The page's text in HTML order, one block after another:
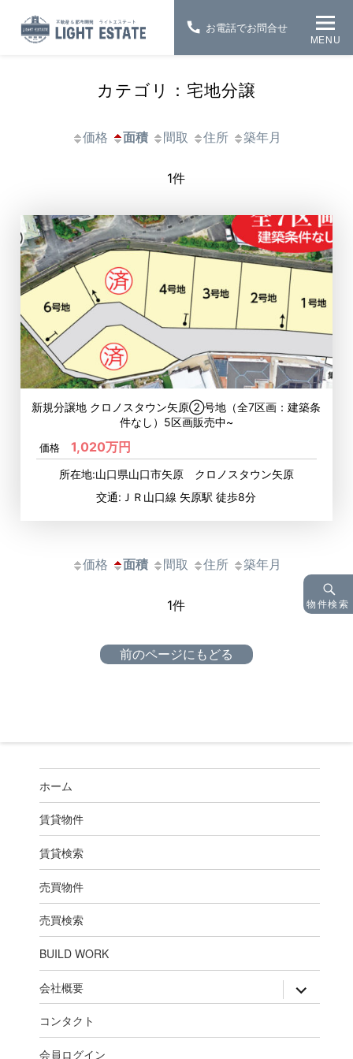
MENU
カテゴリ：宅地分譲
価格 面積 間取 住所 築年月
1件
新規分譲地 クロノスタウン矢原②号地（全7区画：建築条
件なし）5区画販売中~
価格 1,020万円
所在地:山口県山口市矢原 クロノスタウン矢原
交通:ＪＲ山口線 矢原駅 徒歩8分
価格 面積 間取 住所 築年月
1件
前のページにもどる
物件検索
ホーム
賃貸物件
賃貸検索
売買物件
売買検索
BUILD WORK
会社概要 expand
child
コンタクト
会員ログイン
お電話でお問合せ